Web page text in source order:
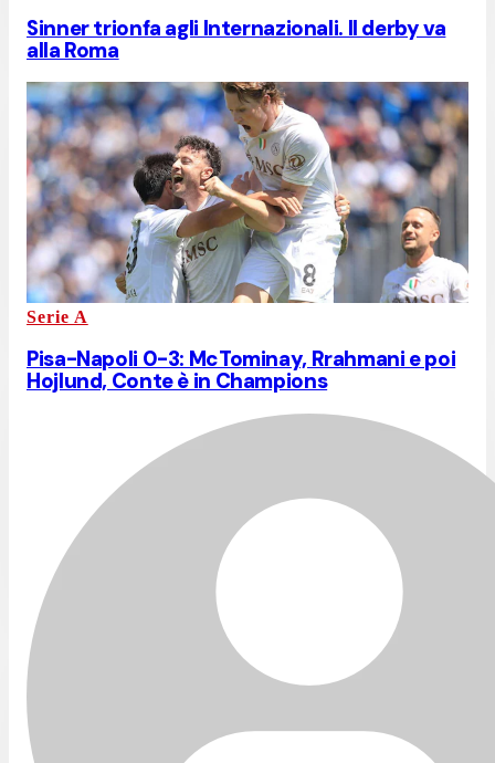
Sinner trionfa agli Internazionali. Il derby va
alla Roma
Serie A
Pisa-Napoli 0-3: McTominay, Rrahmani e poi
Hojlund, Conte è in Champions